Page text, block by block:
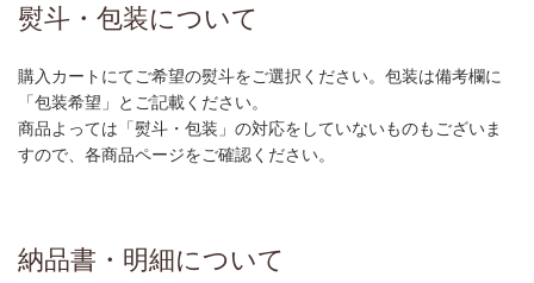
熨斗・包装について
購入カートにてご希望の熨斗をご選択ください。包装は備考欄に
「包装希望」とご記載ください。
商品よっては「熨斗・包装」の対応をしていないものもございま
すので、各商品ページをご確認ください。
納品書・明細について